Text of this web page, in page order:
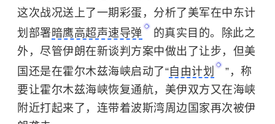
这次战况送上了一期彩蛋，分析了美军在中东计
划部署 暗鹰高超声速导弹
的真实目的。除此之
外，尽管伊朗在新谈判方案中做出了让步，但美
国还是在霍尔木兹海峡启动了“自由计划
”，称
要让霍尔木兹海峡恢复通航，美伊双方又在海峡
附近打起来了，连带着波斯湾周边国家再次被伊